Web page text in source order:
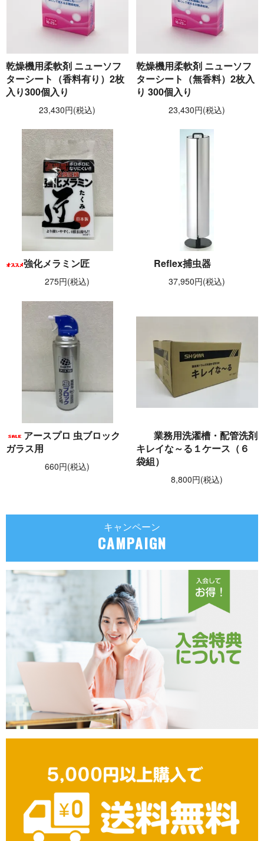
乾燥機用柔軟剤 ニューソフ
ターシート（香料有り）2枚
入り300個入り
23,430円(税込)
乾燥機用柔軟剤 ニューソフ
ターシート（無香料）2枚入
り 300個入り
23,430円(税込)
強化メラミン匠
275円(税込)
Reflex捕虫器
37,950円(税込)
アースプロ 虫ブロック
ガラス用
660円(税込)
業務用洗濯槽・配管洗剤
キレイな～る１ケース（６
袋組）
8,800円(税込)
キャンペーン
CAMPAIGN